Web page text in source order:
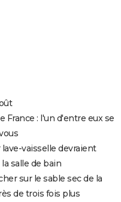
France : l'un d'entre eux se
vaisselle devraient
salle de bain
sur le sable sec de la
de trois fois plus